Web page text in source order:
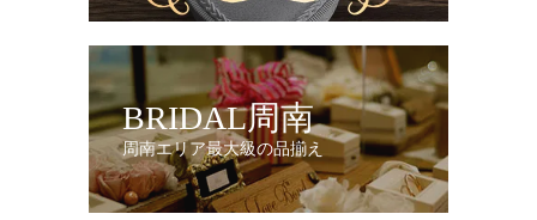
BRIDAL周南
周南エリア最大級の品揃え